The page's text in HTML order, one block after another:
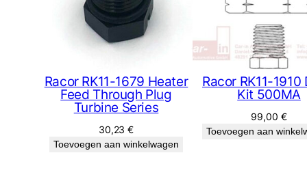
Racor RK11-1679 Heater
Feed Through Plug
Turbine Series
30,23€
Toevoegen aan winkelwagen
Racor RK11-1910
Kit 500MA
99,00 €
Toevoegen aan